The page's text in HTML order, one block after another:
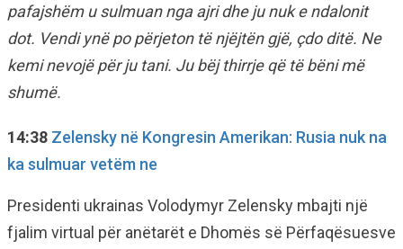
pafajshëm u sulmuan nga ajri dhe ju nuk e ndalonit
dot. Vendi ynë po përjeton të njëjtën gjë, çdo ditë. Ne
kemi nevojë për ju tani. Ju bëj thirrje që të bëni më
shumë.
14:38 Zelensky në Kongresin Amerikan: Rusia nuk na
ka sulmuar vetëm ne
Presidenti ukrainas Volodymyr Zelensky mbajti një
fjalim virtual për anëtarët e Dhomës së Përfaqësuesve